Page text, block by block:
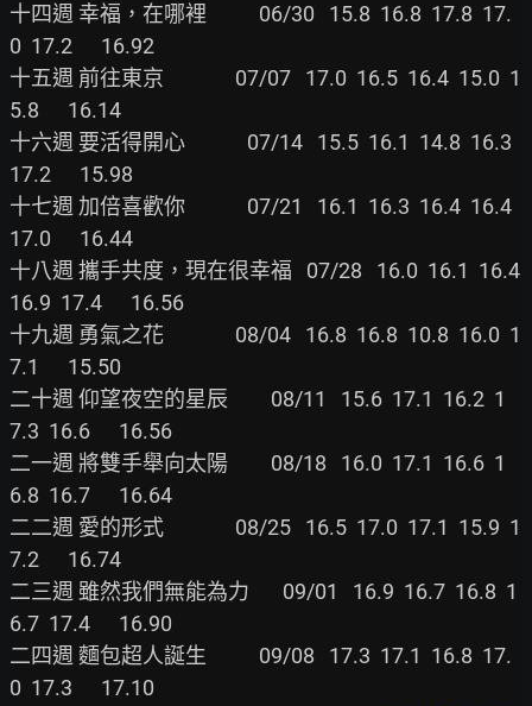
十四週 幸福，在哪裡           06/30   15.8  16.8  17.8  17.
0  17.2      16.92
十五週 前往東京               07/07   17.0  16.5  16.4  15.0  1
5.8      16.14
十六週 要活得開心             07/14   15.5  16.1  14.8  16.3
17.2      15.98
十七週 加倍喜歡你             07/21   16.1  16.3  16.4  16.4
17.0      16.44
十八週 攜手共度，現在很幸福   07/28   16.0  16.1  16.4
16.9  17.4      16.56
十九週 勇氣之花               08/04   16.8  16.8  10.8  16.0  1
7.1      15.50
二十週 仰望夜空的星辰         08/11   15.6  17.1  16.2  1
7.3  16.6      16.56
二一週 將雙手舉向太陽         08/18   16.0  17.1  16.6  1
6.8  16.7      16.64
二二週 愛的形式               08/25   16.5  17.0  17.1  15.9  1
7.2      16.74
二三週 雖然我們無能為力       09/01   16.9  16.7  16.8  1
6.7  17.4      16.90
二四週 麵包超人誕生           09/08   17.3  17.1  16.8  17.
0  17.3      17.10